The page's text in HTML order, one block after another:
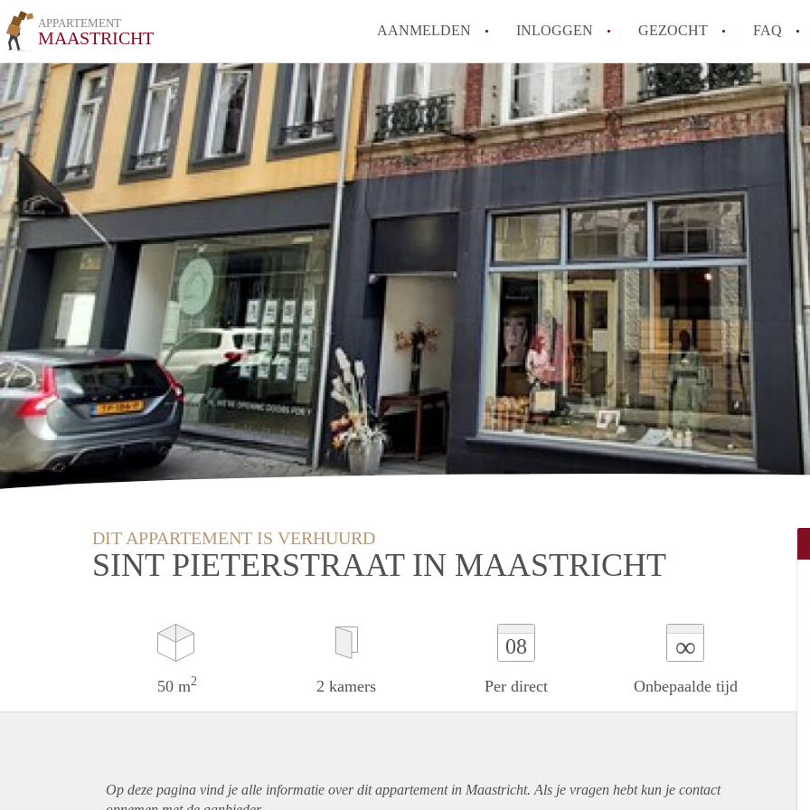
APPARTEMENT
MAASTRICHT AANMELDEN INLOGGEN GEZOCHT FAQ
How to translate AppartementMaastricht!
Wat is AppartementMaastricht?
Hoeveel kost het om te reageren op een
Wat is de privacyverklaring van
Berekent AppartementMaastricht
makelaarsvergoeding/
Alle veelgestelde vragen
DIT APPARTEMENT IS VERHUURD
SINT PIETERSTRAAT IN MAASTRICHT
50 m2 2 kamers
08
Per direct
∞
Onbepaalde tijd
Op deze pagina vind je alle informatie over ditappartementin Maastricht. Als je vragen hebt kun je contact